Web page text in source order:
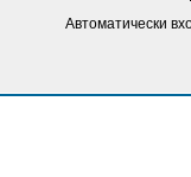
Автоматически